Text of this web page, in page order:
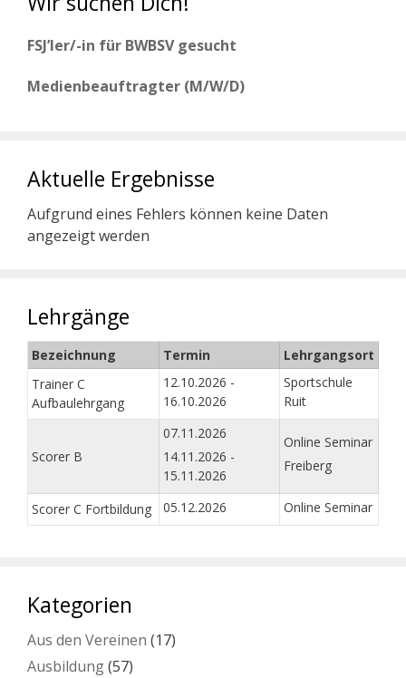
FSJ’ler/-in für BWBSV gesucht
Medienbeauftragter (M/W/D)
Aktuelle Ergebnisse
Aufgrund eines Fehlers können keine Daten
angezeigt werden
Lehrgänge
Bezeichnung Termin
Lehrgangsort
Trainer C
Aufbaulehrgang
12.10.2026 -
16.10.2026
Sportschule
Ruit
Scorer B
07.11.2026
14.11.2026 -
15.11.2026
Online Seminar
Freiberg
Scorer C Fortbildung 05.12.2026 Online Seminar
Kategorien
Aus den Vereinen (17)
Ausbildung(57)